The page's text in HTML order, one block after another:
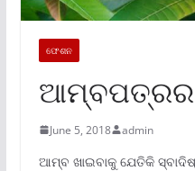
ଫେଶନ
June 5, 2018 admin
ଆମ୍ବ ଖାଇବାକୁ ଯେତିକି